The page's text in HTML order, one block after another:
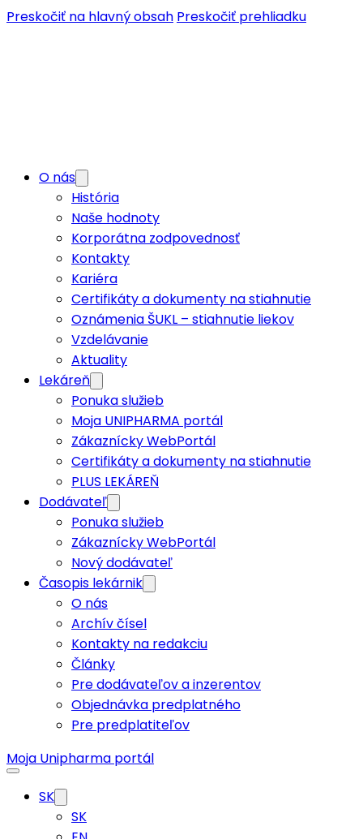
Preskočiť na hlavný obsah Preskočiť prehliadku
O nás
História
Naše hodnoty
Korporátna zodpovednosť
Kontakty
Kariéra
Certifikáty a dokumenty na stiahnutie
Oznámenia ŠUKL – stiahnutie liekov
Vzdelávanie
Aktuality
Lekáreň
Ponuka služieb
Moja UNIPHARMA portál
Zákaznícky WebPortál
Certifikáty a dokumenty na stiahnutie
PLUS LEKÁREŇ
Dodávateľ
Ponuka služieb
Zákaznícky WebPortál
Nový dodávateľ
Časopis lekárnik
O nás
Archív čísel
Kontakty na redakciu
Články
Pre dodávateľov a inzerentov
Objednávka predplatného
Pre predplatiteľov
Moja Unipharma portál
SK
SK